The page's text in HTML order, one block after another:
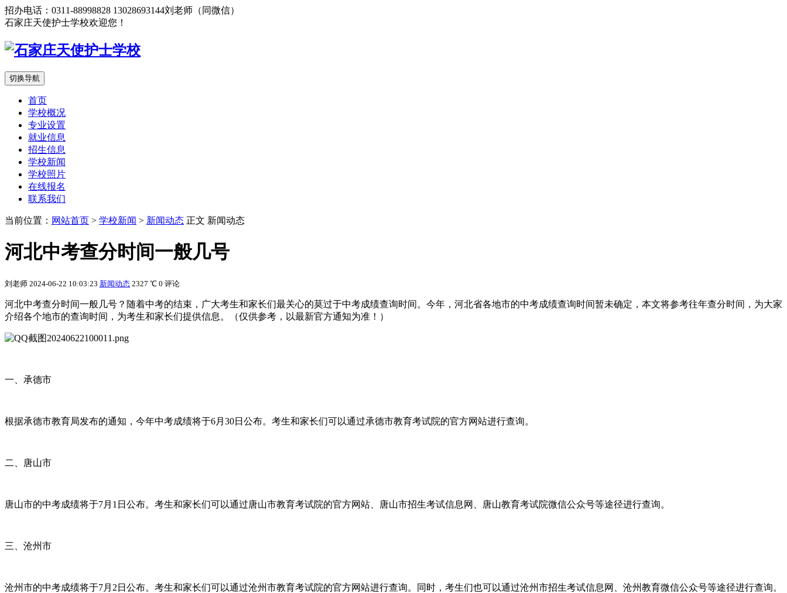
招办电话：0311-88998828 13028693144刘老师（同微信）
石家庄天使护士学校欢迎您！
切换导航
首页
学校概况
专业设置
就业信息
招生信息
学校新闻
学校照片
在线报名
联系我们
当前位置： 网站首页 > 学校新闻 > 新闻动态 正文 新闻动态
河北中考查分时间一般几号
刘老师 2024-06-22 10:03:23 新闻动态 2327 ℃ 0 评论
河北中考查分时间一般几号？随着中考的结束，广大考生和家长们最关心的莫过于中考成绩查询时间。今年，河北省各地市的中考成绩查询时间暂未确定，本文将参考往年查分时间，为大家
介绍各个地市的查询时间，为考生和家长们提供信息。（仅供参考，以最新官方通知为准！）
一、承德市
根据承德市教育局发布的通知，今年中考成绩将于6月30日公布。考生和家长们可以通过承德市教育考试院的官方网站进行查询。
二、唐山市
唐山市的中考成绩将于7月1日公布。考生和家长们可以通过唐山市教育考试院的官方网站、唐山市招生考试信息网、唐山教育考试院微信公众号等途径进行查询。
三、沧州市
沧州市的中考成绩将于7月2日公布。考生和家长们可以通过沧州市教育考试院的官方网站进行查询。同时，考生们也可以通过沧州市招生考试信息网、沧州教育微信公众号等途径进行查询。